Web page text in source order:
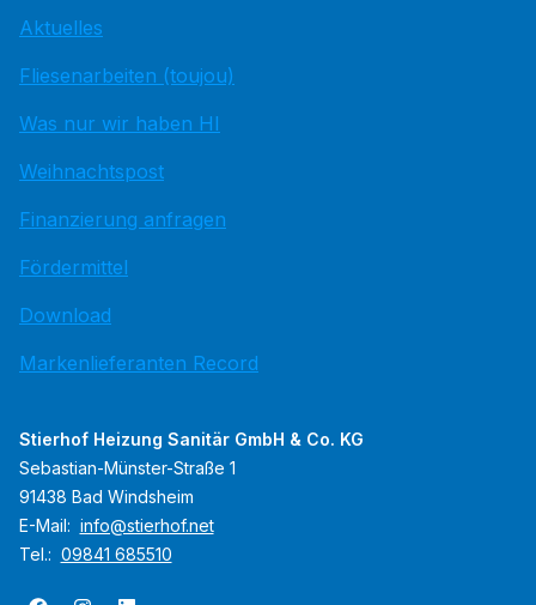
Aktuelles
Fliesenarbeiten (toujou)
Was nur wir haben HI
Weihnachtspost
Finanzierung anfragen
Fördermittel
Download
Markenlieferanten Record
Stierhof Heizung Sanitär GmbH & Co. KG
Sebastian-Münster-Straße 1
91438 Bad Windsheim
E-Mail: info@stierhof.net
Tel.: 09841 685510